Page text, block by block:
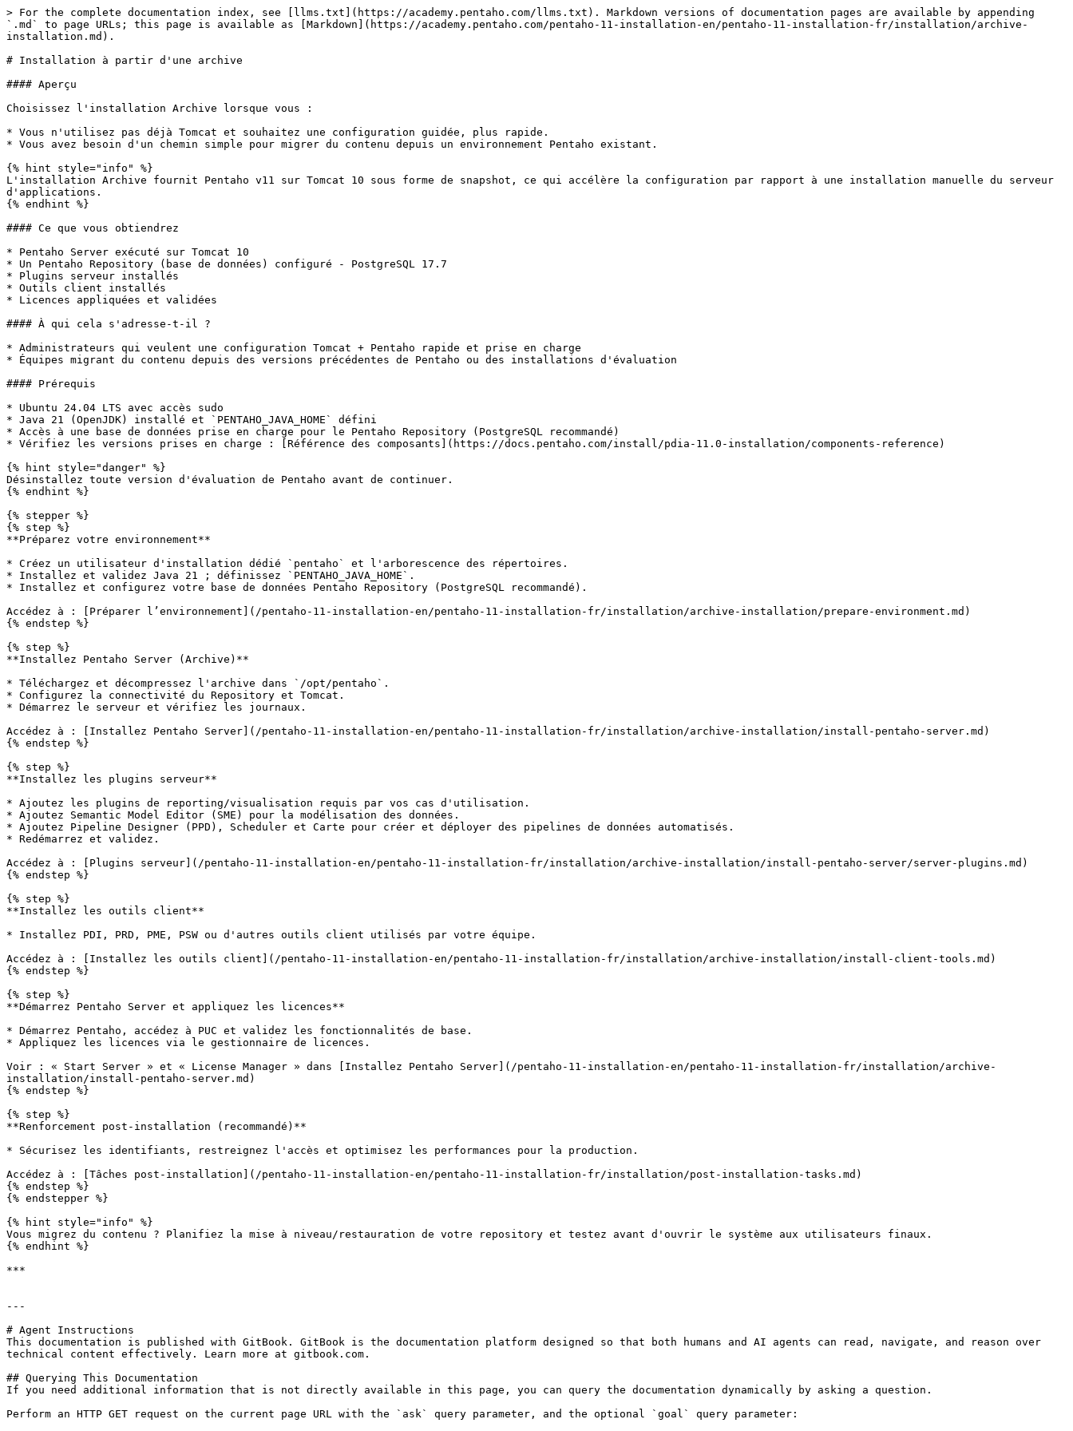
> For the complete documentation index, see [llms.txt](https://academy.pentaho.com/llms.txt). Markdown versions of documentation pages are available by appending
`.md` to page URLs; this page is available as [Markdown](https://academy.pentaho.com/pentaho-11-installation-en/pentaho-11-installation-fr/installation/archive-
installation.md).
# Installation à partir d'une archive
#### Aperçu
Choisissez l'installation Archive lorsque vous :
* Vous n'utilisez pas déjà Tomcat et souhaitez une configuration guidée, plus rapide.
* Vous avez besoin d'un chemin simple pour migrer du contenu depuis un environnement Pentaho existant.
{% hint style="info" %}
L'installation Archive fournit Pentaho v11 sur Tomcat 10 sous forme de snapshot, ce qui accélère la configuration par rapport à une installation manuelle du serveur
d'applications.
{% endhint %}
#### Ce que vous obtiendrez
* Pentaho Server exécuté sur Tomcat 10
* Un Pentaho Repository (base de données) configuré - PostgreSQL 17.7
* Plugins serveur installés
* Outils client installés
* Licences appliquées et validées
#### À qui cela s'adresse-t-il ?
* Administrateurs qui veulent une configuration Tomcat + Pentaho rapide et prise en charge
* Équipes migrant du contenu depuis des versions précédentes de Pentaho ou des installations d'évaluation
#### Prérequis
* Ubuntu 24.04 LTS avec accès sudo
* Java 21 (OpenJDK) installé et `PENTAHO_JAVA_HOME` défini
* Accès à une base de données prise en charge pour le Pentaho Repository (PostgreSQL recommandé)
* Vérifiez les versions prises en charge : [Référence des composants](https://docs.pentaho.com/install/pdia-11.0-installation/components-reference)
{% hint style="danger" %}
Désinstallez toute version d'évaluation de Pentaho avant de continuer.
{% endhint %}
{% stepper %}
{% step %}
**Préparez votre environnement**
* Créez un utilisateur d'installation dédié `pentaho` et l'arborescence des répertoires.
* Installez et validez Java 21 ; définissez `PENTAHO_JAVA_HOME`.
* Installez et configurez votre base de données Pentaho Repository (PostgreSQL recommandé).
Accédez à : [Préparer l’environnement](/pentaho-11-installation-en/pentaho-11-installation-fr/installation/archive-installation/prepare-environment.md)
{% endstep %}
{% step %}
**Installez Pentaho Server (Archive)**
* Téléchargez et décompressez l'archive dans `/opt/pentaho`.
* Configurez la connectivité du Repository et Tomcat.
* Démarrez le serveur et vérifiez les journaux.
Accédez à : [Installez Pentaho Server](/pentaho-11-installation-en/pentaho-11-installation-fr/installation/archive-installation/install-pentaho-server.md)
{% endstep %}
{% step %}
**Installez les plugins serveur**
* Ajoutez les plugins de reporting/visualisation requis par vos cas d'utilisation.
* Ajoutez Semantic Model Editor (SME) pour la modélisation des données.
* Ajoutez Pipeline Designer (PPD), Scheduler et Carte pour créer et déployer des pipelines de données automatisés.
* Redémarrez et validez.
Accédez à : [Plugins serveur](/pentaho-11-installation-en/pentaho-11-installation-fr/installation/archive-installation/install-pentaho-server/server-plugins.md)
{% endstep %}
{% step %}
**Installez les outils client**
* Installez PDI, PRD, PME, PSW ou d'autres outils client utilisés par votre équipe.
Accédez à : [Installez les outils client](/pentaho-11-installation-en/pentaho-11-installation-fr/installation/archive-installation/install-client-tools.md)
{% endstep %}
{% step %}
**Démarrez Pentaho Server et appliquez les licences**
* Démarrez Pentaho, accédez à PUC et validez les fonctionnalités de base.
* Appliquez les licences via le gestionnaire de licences.
Voir : « Start Server » et « License Manager » dans [Installez Pentaho Server](/pentaho-11-installation-en/pentaho-11-installation-fr/installation/archive-
installation/install-pentaho-server.md)
{% endstep %}
{% step %}
**Renforcement post-installation (recommandé)**
* Sécurisez les identifiants, restreignez l'accès et optimisez les performances pour la production.
Accédez à : [Tâches post-installation](/pentaho-11-installation-en/pentaho-11-installation-fr/installation/post-installation-tasks.md)
{% endstep %}
{% endstepper %}
{% hint style="info" %}
Vous migrez du contenu ? Planifiez la mise à niveau/restauration de votre repository et testez avant d'ouvrir le système aux utilisateurs finaux.
{% endhint %}
***
---
# Agent Instructions
This documentation is published with GitBook. GitBook is the documentation platform designed so that both humans and AI agents can read, navigate, and reason over
technical content effectively. Learn more at gitbook.com.
## Querying This Documentation
If you need additional information that is not directly available in this page, you can query the documentation dynamically by asking a question.
Perform an HTTP GET request on the current page URL with the `ask` query parameter, and the optional `goal` query parameter: